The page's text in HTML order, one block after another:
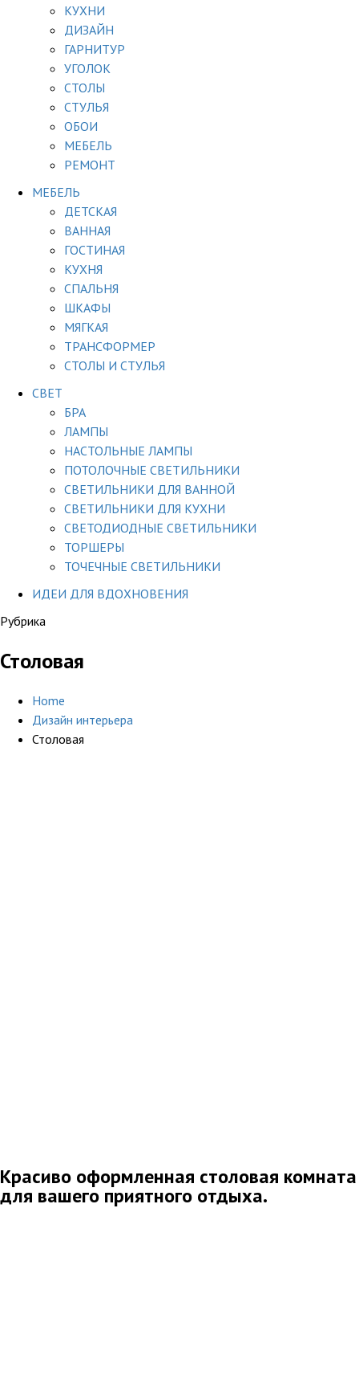
КУХНИ
ДИЗАЙН
ГАРНИТУР
УГОЛОК
СТОЛЫ
СТУЛЬЯ
ОБОИ
МЕБЕЛЬ
РЕМОНТ
МЕБЕЛЬ
ДЕТСКАЯ
ВАННАЯ
ГОСТИНАЯ
КУХНЯ
СПАЛЬНЯ
ШКАФЫ
МЯГКАЯ
ТРАНСФОРМЕР
СТОЛЫ И СТУЛЬЯ
СВЕТ
БРА
ЛАМПЫ
НАСТОЛЬНЫЕ ЛАМПЫ
ПОТОЛОЧНЫЕ СВЕТИЛЬНИКИ
СВЕТИЛЬНИКИ ДЛЯ ВАННОЙ
СВЕТИЛЬНИКИ ДЛЯ КУХНИ
СВЕТОДИОДНЫЕ СВЕТИЛЬНИКИ
ТОРШЕРЫ
ТОЧЕЧНЫЕ СВЕТИЛЬНИКИ
ИДЕИ ДЛЯ ВДОХНОВЕНИЯ
Рубрика
Столовая
Home
Дизайн интерьера
Столовая
Красиво оформленная столовая комната
для вашего приятного отдыха.